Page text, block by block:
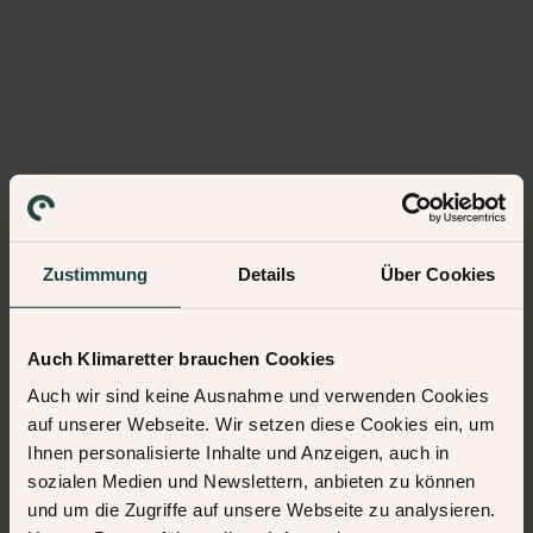
Zustimmung Details Über Cookies
Auch Klimaretter brauchen Cookies
Auch wir sind keine Ausnahme und verwenden Cookies
auf unserer Webseite. Wir setzen diese Cookies ein, um
Ihnen personalisierte Inhalte und Anzeigen, auch in
sozialen Medien und Newslettern, anbieten zu können
und um die Zugriffe auf unsere Webseite zu analysieren.